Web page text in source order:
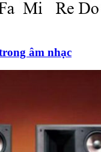
âm nhạc